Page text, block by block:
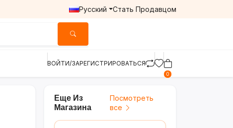
Русский Стать Продавцом
ВОЙТИ/ЗАРЕГИСТРИРОВАТЬСЯ
0
Еще Из
Магазина
Посмотреть
все